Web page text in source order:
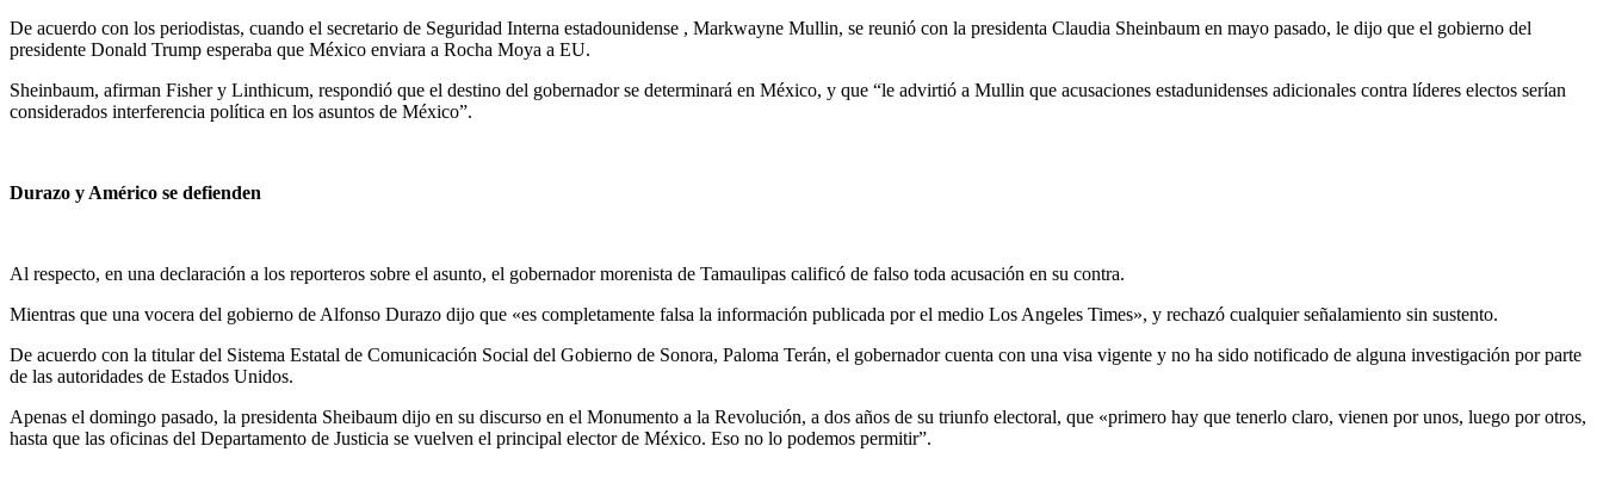
De acuerdo con los periodistas, cuando el secretario de Seguridad Interna estadounidense , Markwayne Mullin, se reunió con la presidenta Claudia Sheinbaum en mayo pasado, le dijo que el gobierno del
presidente Donald Trump esperaba que México enviara a Rocha Moya a EU.
Sheinbaum, afirman Fisher y Linthicum, respondió que el destino del gobernador se determinará en México, y que “le advirtió a Mullin que acusaciones estadunidenses adicionales contra líderes electos serían
considerados interferencia política en los asuntos de México”.
Durazo y Américo se defienden
Al respecto, en una declaración a los reporteros sobre el asunto, el gobernador morenista de Tamaulipas calificó de falso toda acusación en su contra.
Mientras que una vocera del gobierno de Alfonso Durazo dijo que «es completamente falsa la información publicada por el medio Los Angeles Times», y rechazó cualquier señalamiento sin sustento.
De acuerdo con la titular del Sistema Estatal de Comunicación Social del Gobierno de Sonora, Paloma Terán, el gobernador cuenta con una visa vigente y no ha sido notificado de alguna investigación por parte
de las autoridades de Estados Unidos.
Apenas el domingo pasado, la presidenta Sheibaum dijo en su discurso en el Monumento a la Revolución, a dos años de su triunfo electoral, que «primero hay que tenerlo claro, vienen por unos, luego por otros,
hasta que las oficinas del Departamento de Justicia se vuelven el principal elector de México. Eso no lo podemos permitir”.